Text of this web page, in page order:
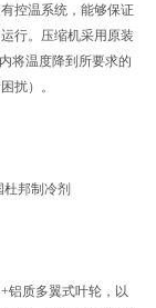
控温系统，能够保证
行。压缩机采用原装
将温度降到所要求的
扰）。
杜邦制冷剂
铝质多翼式叶轮，以